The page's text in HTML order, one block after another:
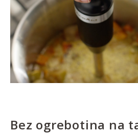
Bez ogrebotina na